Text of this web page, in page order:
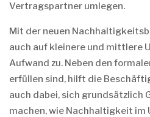
Vertragspartner umlegen.
Mit der neuen
auch auf kleinere und mittlere
Aufwand zu. Neben den
erfüllen sind, hilft die
auch dabei, sich grundsätzlich
machen, wie Nachhaltigkeit